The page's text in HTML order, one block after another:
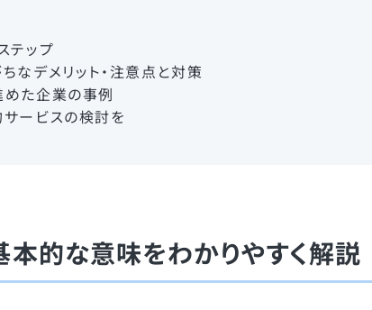
テップ
なデメリット・注意点と対策
た企業の事例
ービスの検討を
的な意味をわかりやすく解説